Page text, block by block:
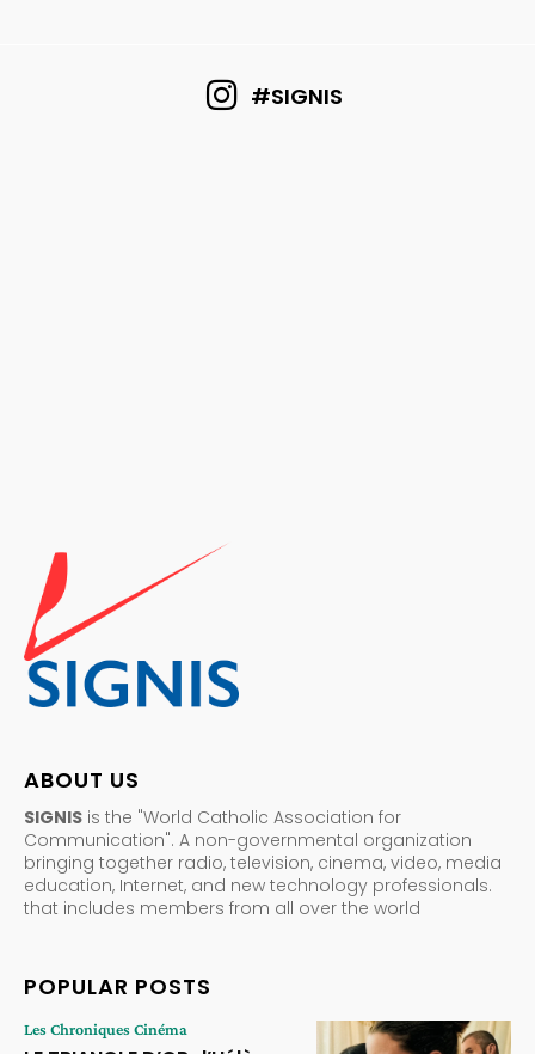
#SIGNIS
ABOUT US
SIGNIS is the "World Catholic Association for
Communication". A non-governmental organization
bringing together radio, television, cinema, video, media
education, Internet, and new technology professionals.
that includes members from all over the world
POPULAR POSTS
Les Chroniques Cinéma